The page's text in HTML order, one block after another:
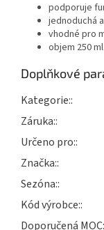
podporuje
jednoduchá
vhodné pro
objem 250 ml
Doplňkové
Kategorie:
Záruka:
Určeno pro:
Značka:
Sezóna:
Kód výrobce:
Doporučená MOC: